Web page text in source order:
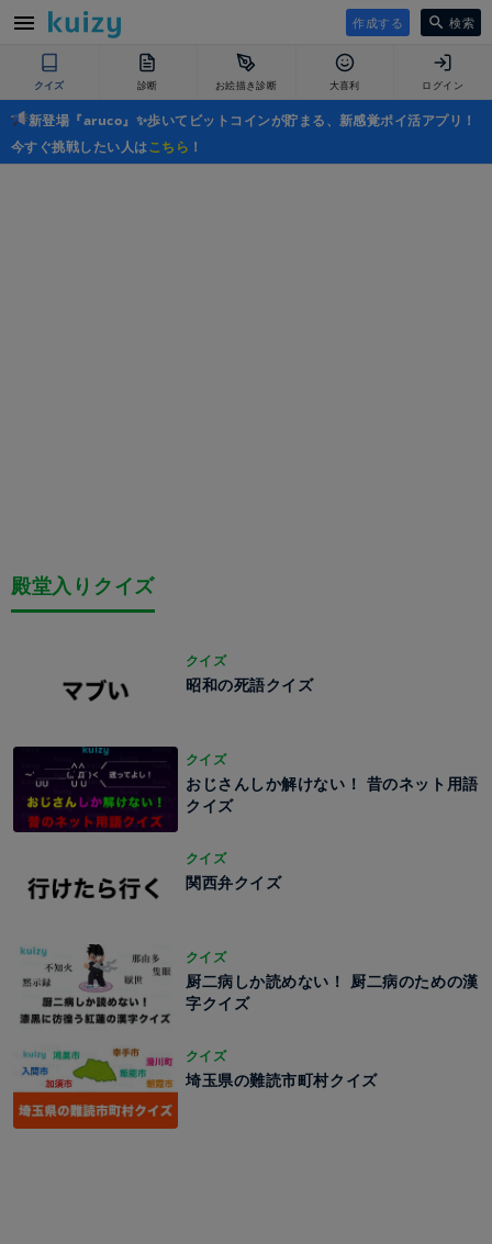
作成する 検索
クイズ 診断 お絵描き診断 大喜利 ログイン
新登場『aruco』✨歩いてビットコインが貯まる、新感覚ポイ活アプリ！
今すぐ挑戦したい人はこちら ！
殿堂入りクイズ
クイズ
昭和の死語クイズ
クイズ
おじさんしか解けない！ 昔のネット用語
クイズ
クイズ
関西弁クイズ
クイズ
厨二病しか読めない！ 厨二病のための漢
字クイズ
クイズ
埼玉県の難読市町村クイズ